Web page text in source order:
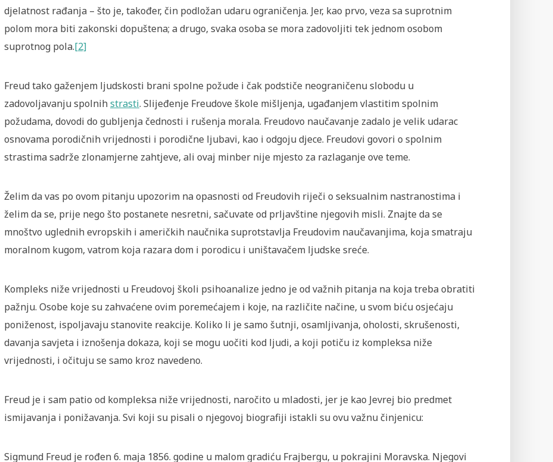
djelatnost rađanja – što je, također, čin podložan udaru ograničenja. Jer, kao prvo, veza sa suprotnim
polom mora biti zakonski dopuštena; a drugo, svaka osoba se mora zadovoljiti tek jednom osobom
suprotnog pola.[2]
Freud tako gaženjem ljudskosti brani spolne požude i čak podstiče neograničenu slobodu u
zadovoljavanju spolnihstrasti. Slijeđenje Freudove škole mišljenja, ugađanjem vlastitim spolnim
požudama, dovodi do gubljenja čednosti i rušenja morala. Freudovo naučavanje zadalo je velik udarac
osnovama porodičnih vrijednosti i porodične ljubavi, kao i odgoju djece. Freudovi govori o spolnim
strastima sadrže zlonamjerne zahtjeve, ali ovaj minber nije mjesto za razlaganje ove teme.
Želim da vas po ovom pitanju upozorim na opasnosti od Freudovih riječi o seksualnim nastranostima i
želim da se, prije nego što postanete nesretni, sačuvate od prljavštine njegovih misli. Znajte da se
mnoštvo uglednih evropskih i američkih naučnika suprotstavlja Freudovim naučavanjima, koja smatraju
moralnom kugom, vatrom koja razara dom i porodicu i uništavačem ljudske sreće.
Kompleks niže vrijednosti u Freudovoj školi psihoanalize jedno je od važnih pitanja na koja treba obratiti
pažnju. Osobe koje su zahvaćene ovim poremećajem i koje, na različite načine, u svom biću osjećaju
poniženost, ispoljavaju stanovite reakcije. Koliko li je samo šutnji, osamljivanja, oholosti, skrušenosti,
davanja savjeta i iznošenja dokaza, koji se mogu uočiti kod ljudi, a koji potiču iz kompleksa niže
vrijednosti, i očituju se samo kroz navedeno.
Freud je i sam patio od kompleksa niže vrijednosti, naročito u mladosti, jer je kao Jevrej bio predmet
ismijavanja i ponižavanja. Svi koji su pisali o njegovoj biografiji istakli su ovu važnu činjenicu:
Sigmund Freud je rođen 6. maja 1856. godine u malom gradiću Frajbergu, u pokrajini Moravska. Njegovi